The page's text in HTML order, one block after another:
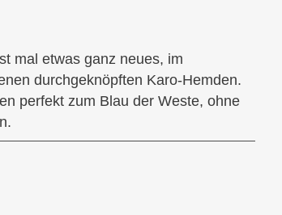
mal etwas ganz neues, im
durchgeknöpften Karo-Hemden.
perfekt zum Blau der Weste, ohne